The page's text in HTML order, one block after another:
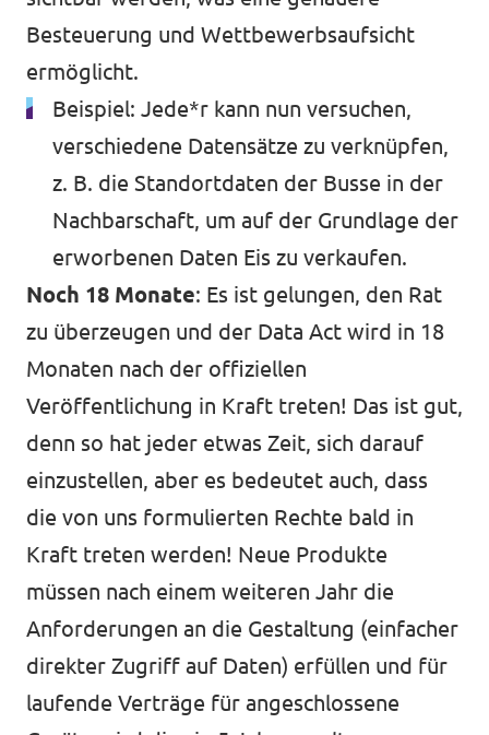
Besteuerung und Wettbewerbsaufsicht
ermöglicht.
Beispiel: Jede*r kann nun versuchen,
verschiedene Datensätze zu verknüpfen,
z. B. die Standortdaten der Busse in der
Nachbarschaft, um auf der Grundlage der
erworbenen Daten Eis zu verkaufen.
Noch 18 Monate: Es ist gelungen, den Rat
zu überzeugen und der Data Act wird in 18
Monaten nach der offiziellen
Veröffentlichung in Kraft treten! Das ist gut,
denn so hat jeder etwas Zeit, sich darauf
einzustellen, aber es bedeutet auch, dass
die von uns formulierten Rechte bald in
Kraft treten werden! Neue Produkte
müssen nach einem weiteren Jahr die
Anforderungen an die Gestaltung (einfacher
direkter Zugriff auf Daten) erfüllen und für
laufende Verträge für angeschlossene